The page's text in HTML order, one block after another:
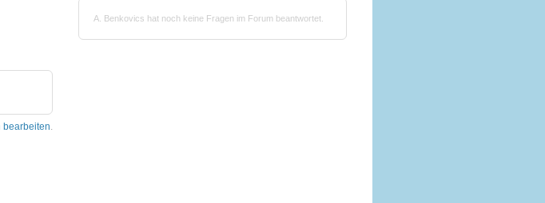
bearbeiten.
A. Benkovics hat noch keine Fragen im Forum beantwortet.